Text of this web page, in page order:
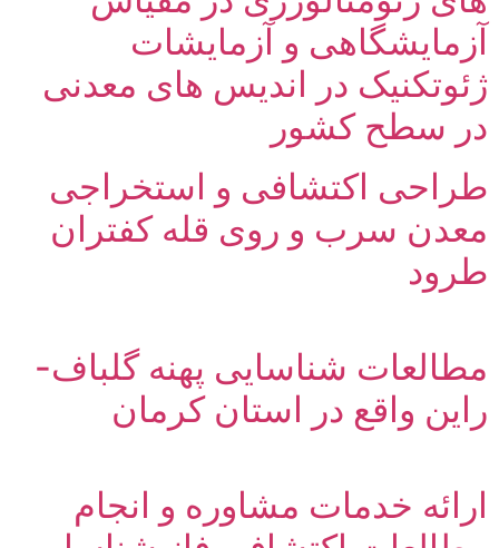
و آزمایشات
در اندیس های معدنی
کشور
اکتشافی و استخراجی
سرب و روی قله کفتران
شناسایی پهنه گلباف-
واقع در استان کرمان
خدمات مشاوره و انجام